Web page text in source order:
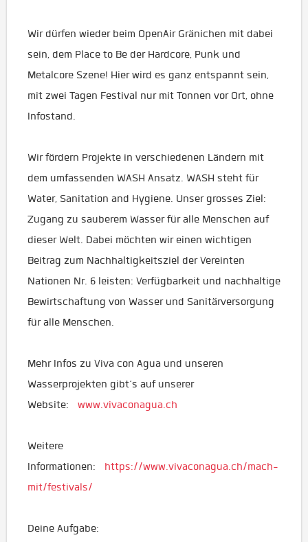
Wir dürfen wieder beim OpenAir Gränichen mit dabei
sein, dem Place to Be der Hardcore, Punk und
Metalcore Szene! Hier wird es ganz entspannt sein,
mit zwei Tagen Festival nur mit Tonnen vor Ort, ohne
Infostand.
Wir fördern Projekte in verschiedenen Ländern mit
dem umfassenden WASH Ansatz. WASH steht für
Water, Sanitation and Hygiene. Unser grosses Ziel:
Zugang zu sauberem Wasser für alle Menschen auf
dieser Welt. Dabei möchten wir einen wichtigen
Beitrag zum Nachhaltigkeitsziel der Vereinten
Nationen Nr. 6 leisten: Verfügbarkeit und nachhaltige
Bewirtschaftung von Wasser und Sanitärversorgung
für alle Menschen.
Mehr Infos zu Viva con Agua und unseren
Wasserprojekten gibt‘s auf unserer
Website: www.vivaconagua.ch
Weitere
Informationen: https://www.vivaconagua.ch/mach-
mit/festivals/
Deine Aufgabe: